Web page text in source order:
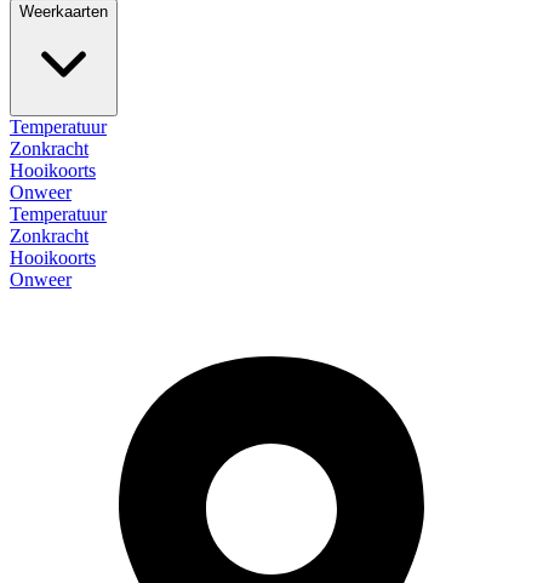
Weerkaarten
Temperatuur
Zonkracht
Hooikoorts
Onweer
Temperatuur
Zonkracht
Hooikoorts
Onweer